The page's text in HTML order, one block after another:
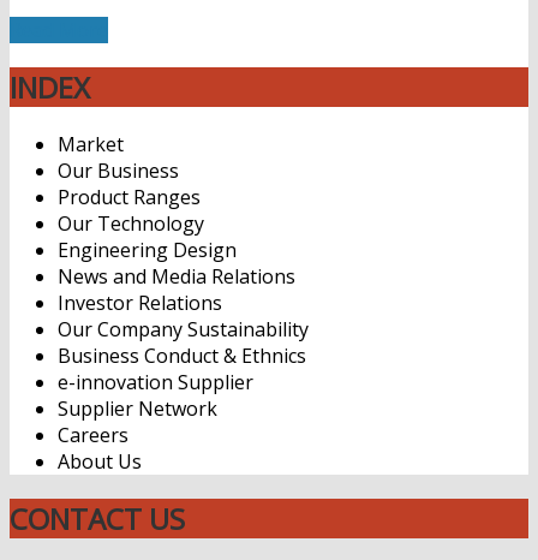
INDEX
Market
Our Business
Product Ranges
Our Technology
Engineering Design
News and Media Relations
Investor Relations
Our Company Sustainability
Business Conduct & Ethnics
e-innovation Supplier
Supplier Network
Careers
About Us
CONTACT US